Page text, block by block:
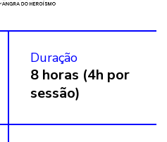
Duração
8 horas (4h por
sessão)